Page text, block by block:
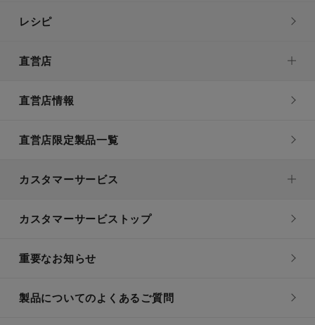
レシピ
直営店
直営店情報
直営店限定製品一覧
カスタマーサービス
カスタマーサービストップ
重要なお知らせ
製品についてのよくあるご質問